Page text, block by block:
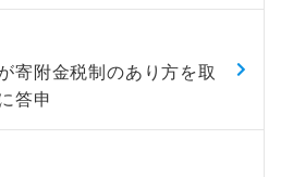
寄附金税制のあり方を取
答申